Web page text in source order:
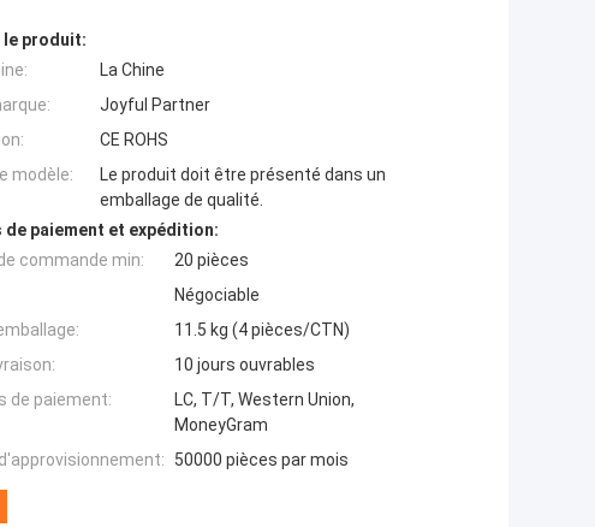
le produit:
La Chine
Joyful Partner
CE ROHS
modèle:
Le produit doit être présenté dans un
emballage de qualité.
paiement et expédition:
commande min:
20 pièces
Négociable
11.5 kg (4 pièces/CTN)
10 jours ouvrables
de paiement:
LC, T/T, Western Union,
MoneyGram
50000 pièces par mois